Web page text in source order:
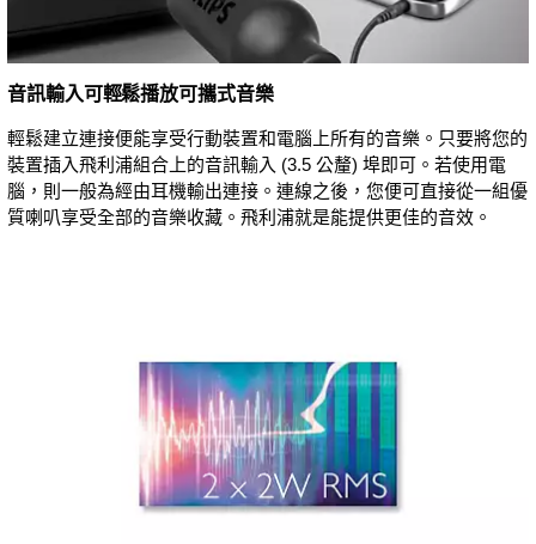
音訊輸入可輕鬆播放可攜式音樂
輕鬆建立連接便能享受行動裝置和電腦上所有的音樂。只要將您的
裝置插入飛利浦組合上的音訊輸入 (3.5 公釐) 埠即可。若使用電
腦，則一般為經由耳機輸出連接。連線之後，您便可直接從一組優
質喇叭享受全部的音樂收藏。飛利浦就是能提供更佳的音效。